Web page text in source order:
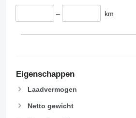
– km
Eigenschappen
Laadvermogen
Netto gewicht